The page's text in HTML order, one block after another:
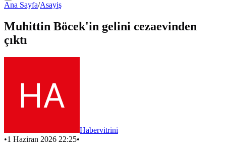
Ana Sayfa/Asayiş
Muhittin Böcek'in gelini cezaevinden
çıktı
Habervitrini
•1 Haziran 2026 22:25•